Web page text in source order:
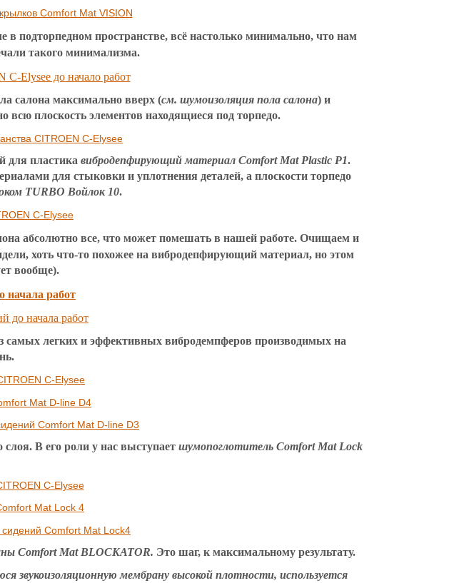
в подторпедном пространстве, всё настолько минимально, что нам
такого минимализма.
салона максимально вверх (см. шумоизоляция пола салона) и
всю плоскость элементов находящиеся под торпедо.
для пластика вибродепфирующий материал Comfort Mat Plastic P1.
для стыковки и уплотнения деталей, а плоскости торпедо
TURBO Войлок 10.
абсолютно все, что может помешать в нашей работе. Очищаем и
хоть что-то похожее на вибродепфирующий материал, но этом
вообще).
самых легких и эффективных вибродемпферов производимых на
В его роли у нас выступает шумопоглотитель Comfort Mat Lock
Comfort Mat BLOCKATOR. Это шаг, к максимальному результату.
звукоизоляционную мембрану высокой плотности, используется